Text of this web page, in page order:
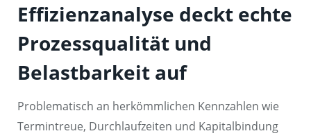
Effizienzanalyse deckt echte
Prozessqualität und
Belastbarkeit auf
Problematisch an herkömmlichen Kennzahlen wie
Termintreue, Durchlaufzeiten und Kapitalbindung